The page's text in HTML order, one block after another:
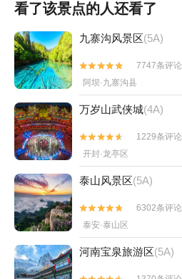
看了该景点的人还看了
九寨沟风景区(5A)


7747条评论
阿坝·九寨沟县
万岁山武侠城(4A)


1229条评论
开封·龙亭区
泰山风景区(5A)


6302条评论
泰安·泰山区
河南宝泉旅游区(5A)